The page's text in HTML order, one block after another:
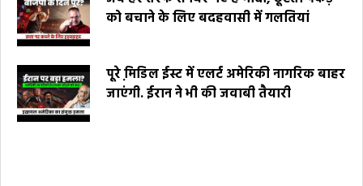
को बचाने के लिए बदहवासी में गलतियां
पूरे मि़डिल ईस्ट में एलर्ट अमेरिकी नागरिक बाहर
जाएंगी. ईरान ने भी की जवाबी तैयारी